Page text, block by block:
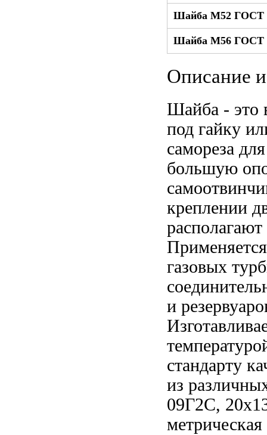
Шайба М52 ГОСТ
Шайба М56 ГОСТ
Описание
Шайба - это
под гайку
самореза
большую
креплении
газовых
и
стандарту
из
09Г2С,